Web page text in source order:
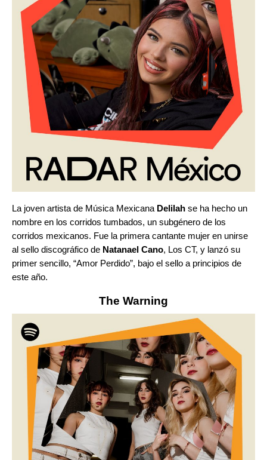
La joven artista de Música Mexicana Delilah se ha hecho un
nombre en los corridos tumbados, un subgénero de los
corridos mexicanos. Fue la primera cantante mujer en unirse
al sello discográfico de Natanael Cano, Los CT, y lanzó su
primer sencillo, “Amor Perdido”, bajo el sello a principios de
este año.
The Warning